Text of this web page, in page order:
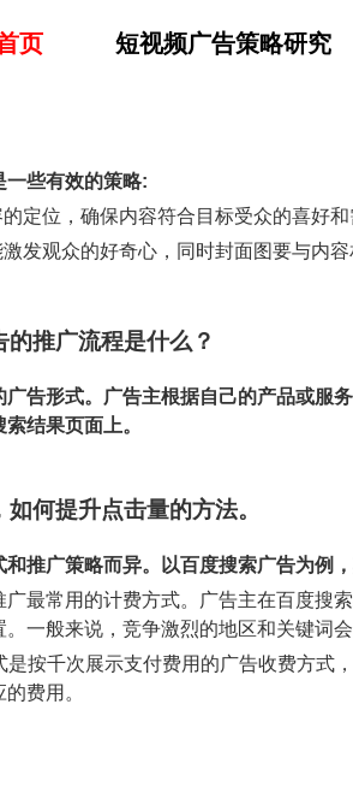
页 短视频广告策略研究
一些有效的策略:
定位，确保内容符合目标受众的喜好
发观众的好奇心，同时封面图要与内
推广流程是什么？
告形式。广告主根据自己的产品或服
结果页面上。
何提升点击量的方法。
推广策略而异。以百度搜索广告为例
最常用的计费方式。广告主在百度搜
一般来说，竞争激烈的地区和关键词
按千次展示支付费用的广告收费方
费用。